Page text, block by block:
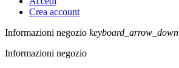
Crea account
Informazioni negozio keyboard_arrow_down
Informazioni negozio